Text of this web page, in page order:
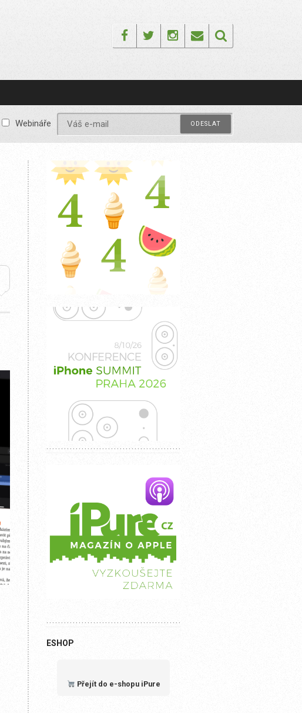
FacebookTwitterInstagram
Email
Webináře
ESHOP
Přejít do e-shopu iPure